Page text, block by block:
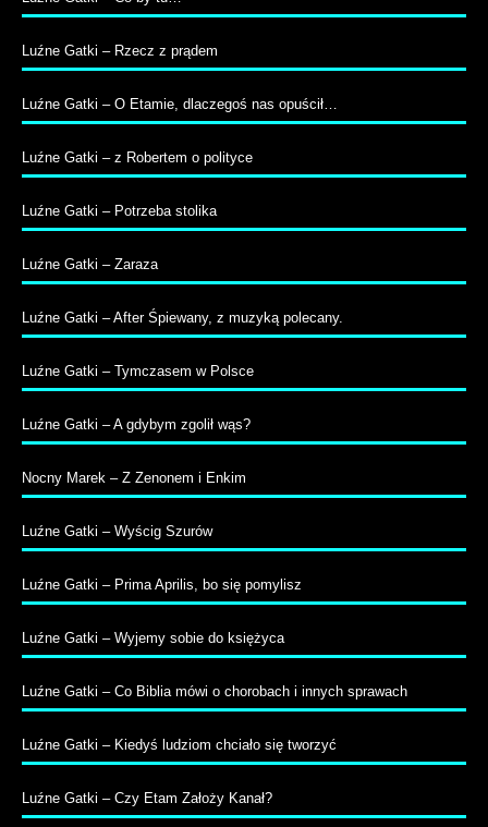
Luźne Gatki – Rzecz z prądem
Luźne Gatki – O Etamie, dlaczegoś nas opuścił…
Luźne Gatki – z Robertem o polityce
Luźne Gatki – Potrzeba stolika
Luźne Gatki – Zaraza
Luźne Gatki – After Śpiewany, z muzyką polecany.
Luźne Gatki – Tymczasem w Polsce
Luźne Gatki – A gdybym zgolił wąs?
Nocny Marek – Z Zenonem i Enkim
Luźne Gatki – Wyścig Szurów
Luźne Gatki – Prima Aprilis, bo się pomylisz
Luźne Gatki – Wyjemy sobie do księżyca
Luźne Gatki – Co Biblia mówi o chorobach i innych sprawach
Luźne Gatki – Kiedyś ludziom chciało się tworzyć
Luźne Gatki – Czy Etam Założy Kanał?